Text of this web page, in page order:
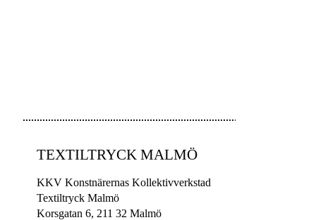
TEXTILTRYCK MALMÖ
KKV Konstnärernas Kollektivverkstad
Textiltryck Malmö
Korsgatan 6, 211 32 Malmö